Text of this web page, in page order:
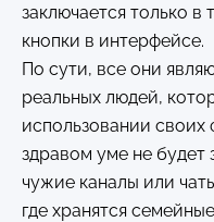
заключается только
кнопки в интерфейсе.
По сути, все они
реальных людей,
использовании своих
здравом уме не будет
чужие каналы или
где хранятся